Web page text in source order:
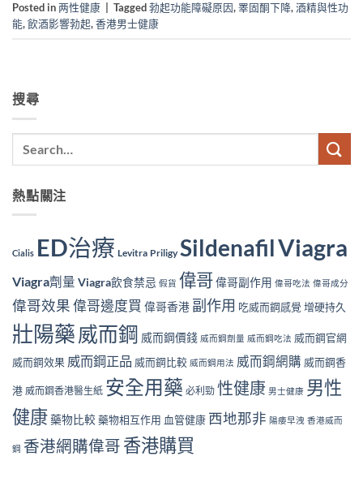
Posted in两性健康 Tagged勃起功能障礙原因,睪固酮下降,酒精與性功
能,飲酒影響勃起,香港男士健康
搜尋
熱點關注
Cialis ED治療 Levitra Priligy SildenafilViagra
Viagra劑量 Viagra飲食禁忌 假貨 偉哥偉哥副作用 偉哥吃法 偉哥成分
偉哥效果偉哥邊度買 偉哥香港 副作用 吃威而鋼感覺 增硬持久
壯陽藥 威而鋼 威而鋼價錢 威而鋼劑量 威而鋼吃法 威而鋼官網
威而鋼效果 威而鋼正品 威而鋼比較 威而鋼用法 威而鋼網購 威而鋼香
港 威而鋼香港醫生紙 安全用藥 必利勁 性健康 男士健康 男性
健康藥物比較藥物相互作用 血管健康 西地那非 陽痿早洩 香港威而
鋼 香港網購偉哥 香港購買